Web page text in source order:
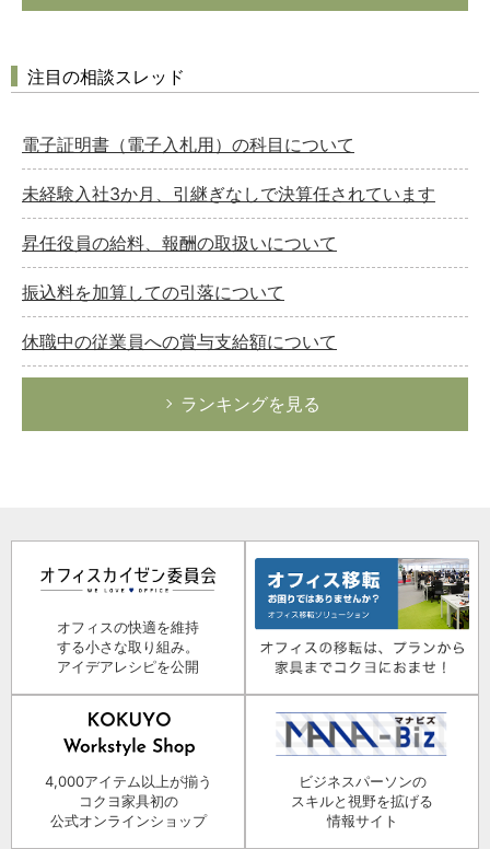
注目の相談スレッド
電子証明書（電子入札用）の科目について
未経験入社3か月、引継ぎなしで決算任されています
昇任役員の給料、報酬の取扱いについて
振込料を加算しての引落について
休職中の従業員への賞与支給額について
ランキングを見る
オフィスの快適を維持
する小さな取り組み。
アイデアレシピを公開
4,000アイテム以上が揃う
コクヨ家具初の
公式オンラインショップ
ビジネスパーソンの
スキルと視野を拡げる
情報サイト